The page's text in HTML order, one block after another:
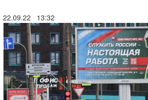
22.09.22 13:32